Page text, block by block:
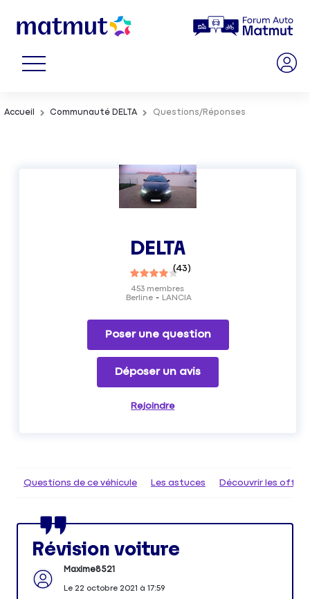
Accueil Communauté DELTA Questions/Réponses
DELTA
(43)
Berline LANCIA
453 membres
Poser une question
Déposer un avis
Rejoindre
Questions de ce véhicule Les astuces Découvrir les
Révision voiture
Maxime8521
Le 22 octobre 2021 à 17:59